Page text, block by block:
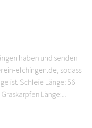
haben und senden
elchingen.de, sodass
ist. Schleie Länge: 56
Länge:...